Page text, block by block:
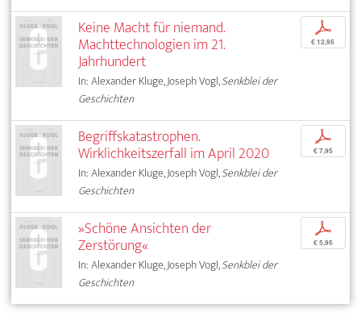
Keine Macht für niemand.
Machttechnologien im 21.
Jahrhundert
In: Alexander Kluge, Joseph Vogl,Senkblei der
Geschichten
p
€ 12,95
Begriffskatastrophen.
Wirklichkeitszerfall im April 2020
In: Alexander Kluge, Joseph Vogl,Senkblei der
Geschichten
p
€ 7,95
»Schöne Ansichten der
Zerstörung«
In: Alexander Kluge, Joseph Vogl,Senkblei der
Geschichten
p
€ 5,95